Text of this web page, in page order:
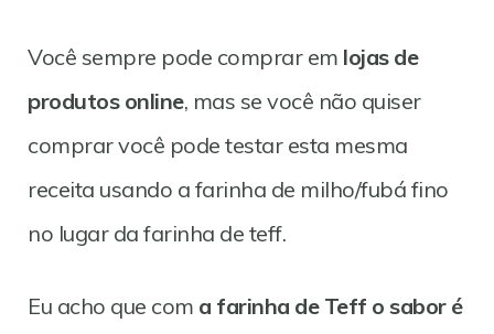
Você sempre pode comprar em lojas de
produtos online, mas se você não quiser
comprar você pode testar esta mesma
receita usando a farinha de milho/fubá fino
no lugar da farinha de teff.
Eu acho que com a farinha de Teff o sabor é